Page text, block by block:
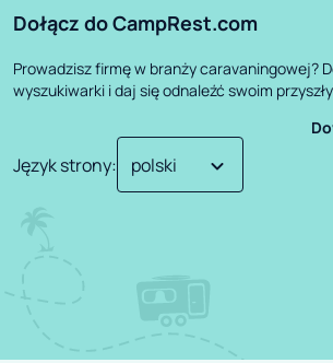
Dołącz do CampRest.com
Prowadzisz firmę w branży caravaningowej?
wyszukiwarki i daj się odnaleźć swoim
Język strony: